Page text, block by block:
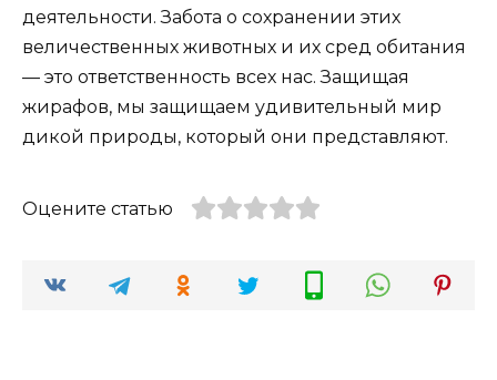
деятельности. Забота о сохранении этих
величественных животных и их сред обитания
— это ответственность всех нас. Защищая
жирафов, мы защищаем удивительный мир
дикой природы, который они представляют.
Оцените статью